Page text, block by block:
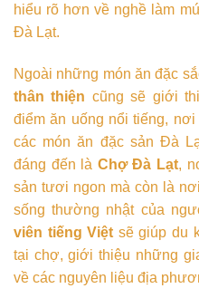
hiểu rõ hơn về nghề làm
Đà Lạt.
Ngoài những món ăn đặc
thân thiện cũng sẽ giới
điểm ăn uống nổi tiếng,
các món ăn đặc sản Đà
đáng đến là Chợ Đà Lạt,
sản tươi ngon mà còn là
sống thường nhật của
viên tiếng Việt sẽ giúp du
tại chợ, giới thiệu những
về các nguyên liệu địa